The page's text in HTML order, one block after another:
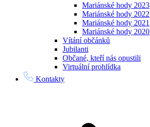
Mariánské hody 2023
Mariánské hody 2022
Mariánské hody 2021
Mariánské hody 2020
Vítání občánků
Jubilanti
Občané, kteří nás opustili
Virtuální prohlídka
Kontakty